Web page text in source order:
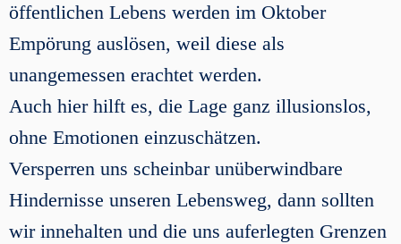
öffentlichen Lebens werden im Oktober
Empörung auslösen, weil diese als
unangemessen erachtet werden.
Auch hier hilft es, die Lage ganz illusionslos,
ohne Emotionen einzuschätzen.
Versperren uns scheinbar unüberwindbare
Hindernisse unseren Lebensweg, dann sollten
wir innehalten und die uns auferlegten Grenzen